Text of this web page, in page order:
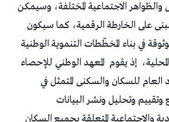
الاجتماعية المختلفة، وسيمكن
على الخارطة الرقمية، كما سيكون
في بناء المخطّطات التنموية الوطنية
إذ يقوم المعهد الوطني للإحصاء
العام للسكان والسكنى المتمثل في
وتحليل ونشر البيانات
والاجتماعية المتعلقة بجميع السكان